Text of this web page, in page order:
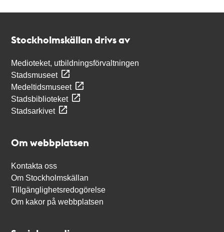
Stockholmskällan drivs av
Medioteket, utbildningsförvaltningen
Stadsmuseet
Medeltidsmuseet
Stadsbiblioteket
Stadsarkivet
Om webbplatsen
Kontakta oss
Om Stockholmskällan
Tillgänglighetsredogörelse
Om kakor på webbplatsen